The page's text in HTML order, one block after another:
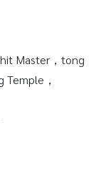
Master，tong
Temple，